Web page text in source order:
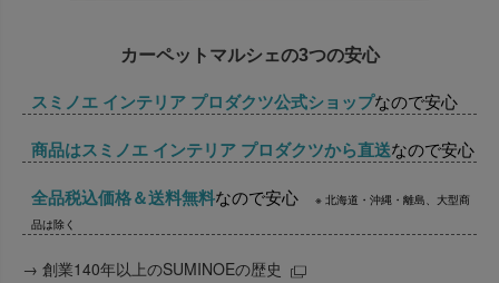
カーペットマルシェの3つの安心
スミノエ インテリア プロダクツ公式ショップなので安心
商品はスミノエ インテリア プロダクツから直送なので安心
全品税込価格＆送料無料なので安心
※ 北海道・沖縄・離島、大型商
品は除く
→ 創業140年以上のSUMINOEの歴史